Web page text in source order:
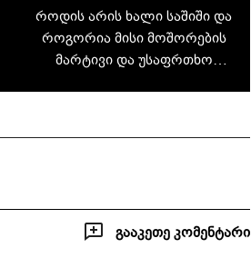
როდის არის ხალი საშიში და
როგორია მისი მოშორების
მარტივი და უსაფრთხო
გააკეთე კომენტარი